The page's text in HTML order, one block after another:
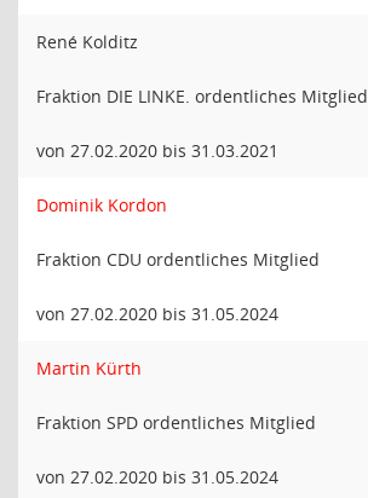
René Kolditz
Fraktion DIE LINKE. ordentliches Mitglied
von 27.02.2020 bis 31.03.2021
Dominik Kordon
Fraktion CDU ordentliches Mitglied
von 27.02.2020 bis 31.05.2024
Martin Kürth
Fraktion SPD ordentliches Mitglied
von 27.02.2020 bis 31.05.2024